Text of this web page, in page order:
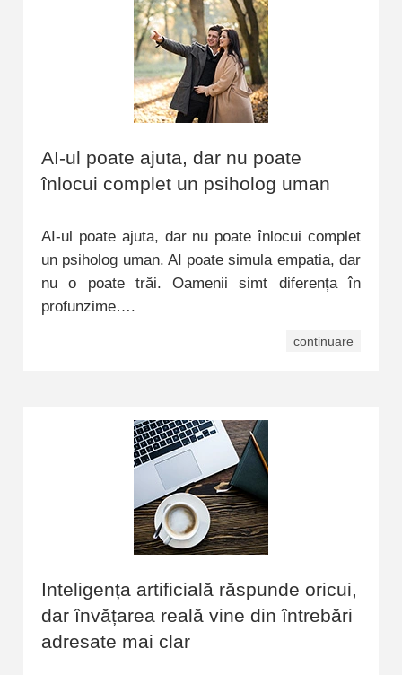
AI-ul poate ajuta, dar nu poate
înlocui complet un psiholog uman
AI-ul poate ajuta, dar nu poate înlocui complet
un psiholog uman. AI poate simula empatia, dar
nu o poate trăi. Oamenii simt diferența în
profunzime….
continuare
Inteligența artificială răspunde oricui,
dar învățarea reală vine din întrebări
adresate mai clar